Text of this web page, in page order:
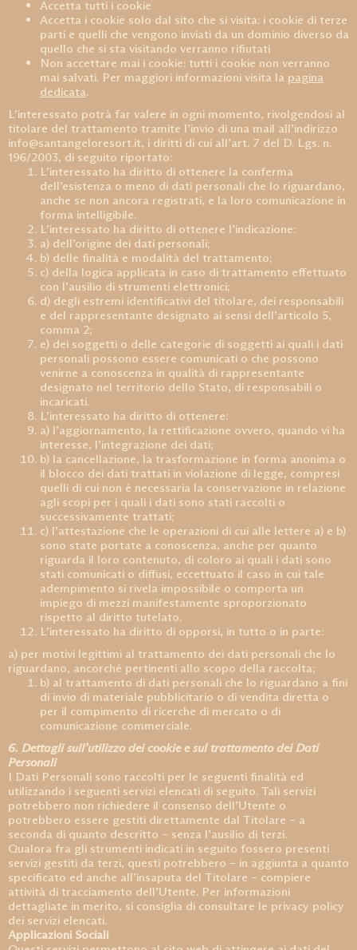
Accetta tutti i cookie
Accetta i cookie solo dal sito che si visita: i cookie di terze
parti e quelli che vengono inviati da un dominio diverso da
quello che si sta visitando verranno rifiutati
Non accettare mai i cookie: tutti i cookie non verranno
mai salvati. Per maggiori informazioni visita la pagina
dedicata.
L’interessato potrà far valere in ogni momento, rivolgendosi al
titolare del trattamento tramite l’invio di una mail all’indirizzo
info@santangeloresort.it, i diritti di cui all’art. 7 del D. Lgs. n.
196/2003, di seguito riportato:
L’interessato ha diritto di ottenere la conferma
dell’esistenza o meno di dati personali che lo riguardano,
anche se non ancora registrati, e la loro comunicazione in
forma intelligibile.
L’interessato ha diritto di ottenere l’indicazione:
a) dell’origine dei dati personali;
b) delle finalità e modalità del trattamento;
c) della logica applicata in caso di trattamento effettuato
con l’ausilio di strumenti elettronici;
d) degli estremi identificativi del titolare, dei responsabili
e del rappresentante designato ai sensi dell’articolo 5,
comma 2;
e) dei soggetti o delle categorie di soggetti ai quali i dati
personali possono essere comunicati o che possono
venirne a conoscenza in qualità di rappresentante
designato nel territorio dello Stato, di responsabili o
incaricati.
L’interessato ha diritto di ottenere:
a) l’aggiornamento, la rettificazione ovvero, quando vi ha
interesse, l’integrazione dei dati;
b) la cancellazione, la trasformazione in forma anonima o
il blocco dei dati trattati in violazione di legge, compresi
quelli di cui non è necessaria la conservazione in relazione
agli scopi per i quali i dati sono stati raccolti o
successivamente trattati;
c) l’attestazione che le operazioni di cui alle lettere a) e b)
sono state portate a conoscenza, anche per quanto
riguarda il loro contenuto, di coloro ai quali i dati sono
stati comunicati o diffusi, eccettuato il caso in cui tale
adempimento si rivela impossibile o comporta un
impiego di mezzi manifestamente sproporzionato
rispetto al diritto tutelato.
L’interessato ha diritto di opporsi, in tutto o in parte:
a) per motivi legittimi al trattamento dei dati personali che lo
riguardano, ancorché pertinenti allo scopo della raccolta;
b) al trattamento di dati personali che lo riguardano a fini
di invio di materiale pubblicitario o di vendita diretta o
per il compimento di ricerche di mercato o di
comunicazione commerciale.
6. Dettagli sull’utilizzo dei cookie e sul trattamento dei Dati
Personali
I Dati Personali sono raccolti per le seguenti finalità ed
utilizzando i seguenti servizi elencati di seguito. Tali servizi
potrebbero non richiedere il consenso dell’Utente o
potrebbero essere gestiti direttamente dal Titolare – a
seconda di quanto descritto – senza l’ausilio di terzi.
Qualora fra gli strumenti indicati in seguito fossero presenti
servizi gestiti da terzi, questi potrebbero – in aggiunta a quanto
specificato ed anche all’insaputa del Titolare – compiere
attività di tracciamento dell’Utente. Per informazioni
dettagliate in merito, si consiglia di consultare le privacy policy
dei servizi elencati.
Applicazioni Sociali